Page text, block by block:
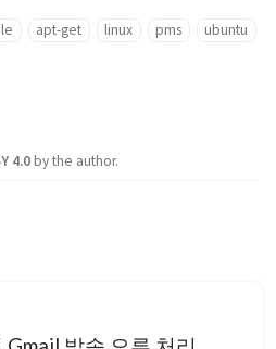
apt-get linux pms ubuntu
4.0by the author.